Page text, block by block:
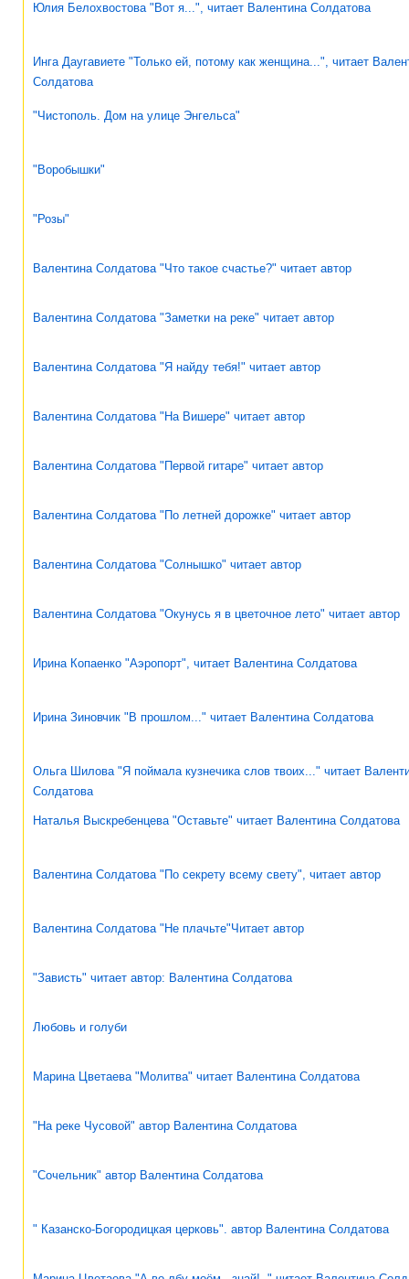
Юлия Белохвостова "Вот я...", читает Валентина Солдатова
Инга Даугавиете "Только ей, потому как женщина...", читает
Солдатова
"Чистополь. Дом на улице Энгельса"
"Воробышки"
"Розы"
Валентина Солдатова "Что такое счастье?" читает автор
Валентина Солдатова "Заметки на реке" читает автор
Валентина Солдатова "Я найду тебя!" читает автор
Валентина Солдатова "На Вишере" читает автор
Валентина Солдатова "Первой гитаре" читает автор
Валентина Солдатова "По летней дорожке" читает автор
Валентина Солдатова "Солнышко" читает автор
Валентина Солдатова "Окунусь я в цветочное лето" читает автор
Ирина Копаенко "Аэропорт", читает Валентина Солдатова
Ирина Зиновчик "В прошлом..." читает Валентина Солдатова
Ольга Шилова "Я поймала кузнечика слов твоих..." читает
Солдатова
Наталья Выскребенцева "Оставьте" читает Валентина Солдатова
Валентина Солдатова "По секрету всему свету", читает автор
Валентина Солдатова "Не плачьте"Читает автор
"Зависть" читает автор: Валентина Солдатова
Любовь и голуби
Марина Цветаева "Молитва" читает Валентина Солдатова
"На реке Чусовой" автор Валентина Солдатова
"Сочельник" автор Валентина Солдатова
" Казанско-Богородицкая церковь". автор Валентина Солдатова